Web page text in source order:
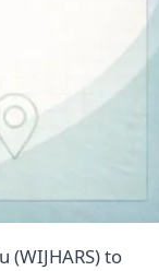
(WIJHARS) to